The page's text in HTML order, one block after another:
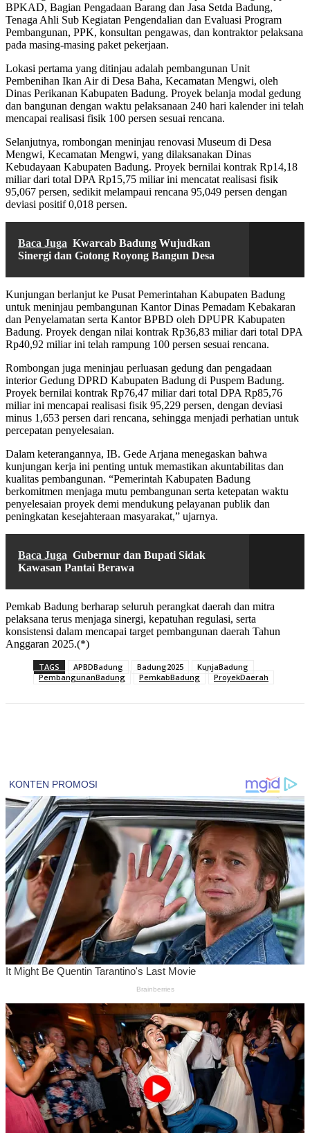
BPKAD, Bagian Pengadaan Barang dan Jasa Setda Badung,
Tenaga Ahli Sub Kegiatan Pengendalian dan Evaluasi Program
Pembangunan, PPK, konsultan pengawas, dan kontraktor pelaksana
pada masing-masing paket pekerjaan.
Lokasi pertama yang ditinjau adalah pembangunan Unit
Pembenihan Ikan Air di Desa Baha, Kecamatan Mengwi, oleh
Dinas Perikanan Kabupaten Badung. Proyek belanja modal gedung
dan bangunan dengan waktu pelaksanaan 240 hari kalender ini telah
mencapai realisasi fisik 100 persen sesuai rencana.
Selanjutnya, rombongan meninjau renovasi Museum di Desa
Mengwi, Kecamatan Mengwi, yang dilaksanakan Dinas
Kebudayaan Kabupaten Badung. Proyek bernilai kontrak Rp14,18
miliar dari total DPA Rp15,75 miliar ini mencatat realisasi fisik
95,067 persen, sedikit melampaui rencana 95,049 persen dengan
deviasi positif 0,018 persen.
Baca Juga Kwarcab Badung Wujudkan
Sinergi dan Gotong Royong Bangun Desa
Kunjungan berlanjut ke Pusat Pemerintahan Kabupaten Badung
untuk meninjau pembangunan Kantor Dinas Pemadam Kebakaran
dan Penyelamatan serta Kantor BPBD oleh DPUPR Kabupaten
Badung. Proyek dengan nilai kontrak Rp36,83 miliar dari total DPA
Rp40,92 miliar ini telah rampung 100 persen sesuai rencana.
Rombongan juga meninjau perluasan gedung dan pengadaan
interior Gedung DPRD Kabupaten Badung di Puspem Badung.
Proyek bernilai kontrak Rp76,47 miliar dari total DPA Rp85,76
miliar ini mencapai realisasi fisik 95,229 persen, dengan deviasi
minus 1,653 persen dari rencana, sehingga menjadi perhatian untuk
percepatan penyelesaian.
Dalam keterangannya, IB. Gede Arjana menegaskan bahwa
kunjungan kerja ini penting untuk memastikan akuntabilitas dan
kualitas pembangunan. “Pemerintah Kabupaten Badung
berkomitmen menjaga mutu pembangunan serta ketepatan waktu
penyelesaian proyek demi mendukung pelayanan publik dan
peningkatan kesejahteraan masyarakat,” ujarnya.
Baca Juga Gubernur dan Bupati Sidak
Kawasan Pantai Berawa
Pemkab Badung berharap seluruh perangkat daerah dan mitra
pelaksana terus menjaga sinergi, kepatuhan regulasi, serta
konsistensi dalam mencapai target pembangunan daerah Tahun
Anggaran 2025.(*)
TAGS APBDBadung Badung2025
KunjaBadung
PembangunanBadung
PemkabBadung ProyekDaerah